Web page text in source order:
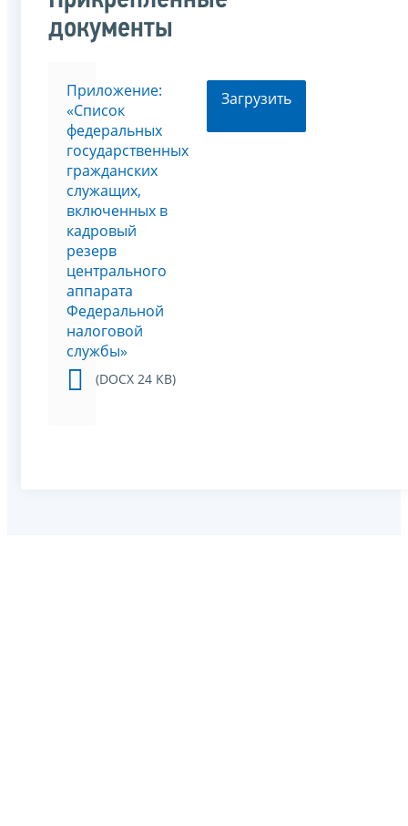
документы
Приложение:
«Список
федеральных
государственных
гражданских
служащих,
включенных в
кадровый
резерв
центрального
аппарата
Федеральной
налоговой
службы»
(DOCX 24 KB)
Загрузить